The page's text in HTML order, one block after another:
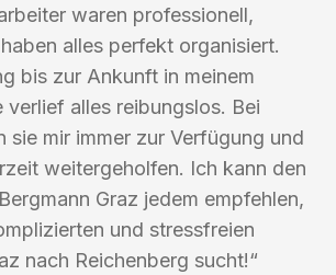
waren professionell,
alles perfekt organisiert.
bis zur Ankunft in meinem
verlief alles reibungslos. Bei
sie mir immer zur Verfügung und
weitergeholfen. Ich kann den
Graz jedem empfehlen,
und stressfreien
nach Reichenberg sucht!“